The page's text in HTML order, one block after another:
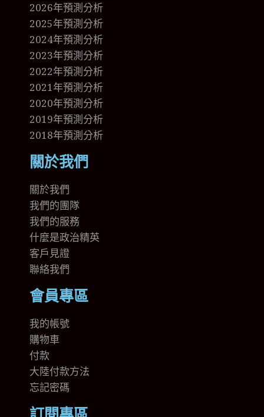
2026年預測分析
2025年預測分析
2024年預測分析
2023年預測分析
2022年預測分析
2021年預測分析
2020年預測分析
2019年預測分析
2018年預測分析
關於我們
關於我們
我們的團隊
我們的服務
什麼是政治精英
客戶見證
聯絡我們
會員專區
我的帳號
購物車
付款
大陸付款方法
忘記密碼